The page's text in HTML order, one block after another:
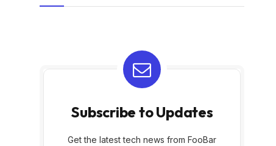
Subscribe to Updates
Get the latest tech news from FooBar